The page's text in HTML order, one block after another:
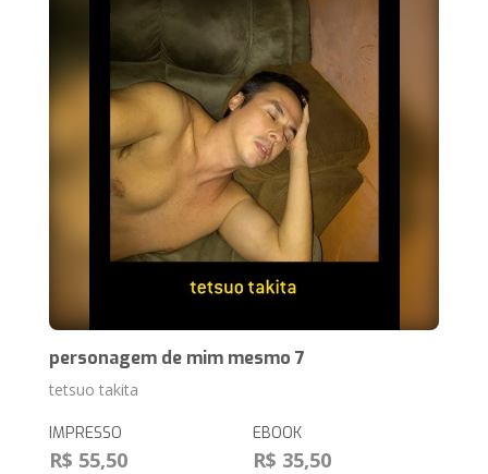
personagem de mim mesmo 7
tetsuo takita
IMPRESSO
R$ 55,50
EBOOK
R$ 35,50